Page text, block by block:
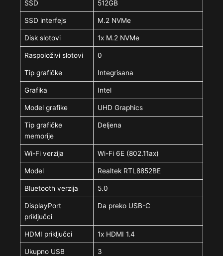
SSD 512GB
SSD interfejs M.2 NVMe
Disk slotovi 1x M.2 NVMe
Raspoloživi slotovi 0
Tip grafičke Integrisana
Grafika Intel
Model grafike UHD Graphics
Tip grafičke
memorije
Deljena
Wi-Fi verzija Wi-Fi 6E (802.11ax)
Model Realtek RTL8852BE
Bluetooth verzija 5.0
DisplayPort
priključci
Da preko USB-C
HDMI priključci 1x HDMI 1.4
Ukupno USB
3